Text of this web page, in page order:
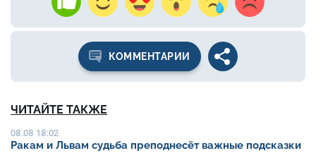
КОММЕНТАРИИ
ЧИТАЙТЕ ТАКЖЕ
08.08 18:02
Ракам и Львам судьба преподнесёт важные подсказки